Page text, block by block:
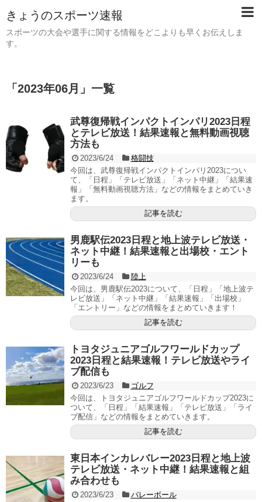
きょうのスポーツ速報
スポーツの大会や選手に関する情報をどこよりも早くお伝えしま
す。
「 2023年06月 」 一覧
武尊復帰戦インパクトインパリ2023日程
とテレビ放送！結果速報と無料動画視聴
方法も
2023/6/24
格闘技
今回は、武尊復帰戦インパクトインパリ2023につい
て、「日程」「テレビ放送」「ネット中継」「結果速
報」「無料動画視聴方法」などの情報をまとめていき
ます。
記事を読む
男鹿駅伝2023日程と地上波テレビ放送・
ネット中継！結果速報と出場校・エント
リーも
2023/6/24
陸上
今回は、男鹿駅伝2023について、「日程」「地上波テ
レビ放送」「ネット中継」「結果速報」「出場校」
「エントリー」などの情報をまとめていきます！
記事を読む
トヨタジュニアゴルフワールドカップ
2023日程と結果速報！テレビ放送やライ
ブ配信も
2023/6/23
ゴルフ
今回は、トヨタジュニアゴルフワールドカップ2023に
ついて、「日程」「結果速報」「テレビ放送」「ライ
ブ配信」などの情報をまとめていきます。
記事を読む
東日本インカレバレー2023日程と地上波
テレビ放送・ネット中継！結果速報と組
み合わせも
2023/6/23
バレーボール